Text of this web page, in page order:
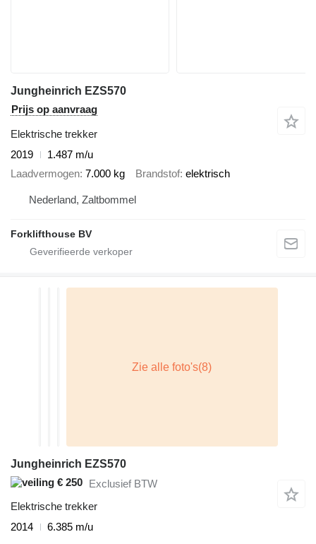
Jungheinrich EZS570
Prijs op aanvraag
Elektrische trekker
2019
1.487 m/u
Laadvermogen 7.000 kg Brandstof elektrisch
Nederland, Zaltbommel
Forklifthouse BV
Jungheinrich EZS570
€ 250 Exclusief BTW
Elektrische trekker
2014
6.385 m/u